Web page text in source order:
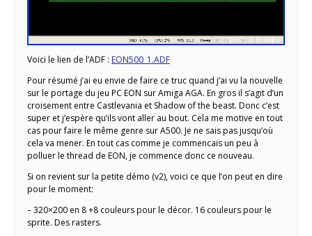
Voici le lien de l’ADF : EON500_1.ADF
Pour résumé j’ai eu envie de faire ce truc quand j’ai vu la nouvelle
sur le portage du jeu PC EON sur Amiga AGA. En gros il s’agit d’un
croisement entre Castlevania et Shadow of the beast. Donc c’est
super et j’espère qu’ils vont aller au bout. Cela me motive en tout
cas pour faire le même genre sur A500. Je ne sais pas jusqu’où
cela va mener. En tout cas comme je commencais un peu à
polluer le thread de EON, je commence donc ce nouveau.
Si on revient sur la petite démo (v2), voici ce que l’on peut en dire
pour le moment:
– 320×200 en 8 +8 couleurs pour le décor. 16 couleurs pour le
sprite. Des rasters.